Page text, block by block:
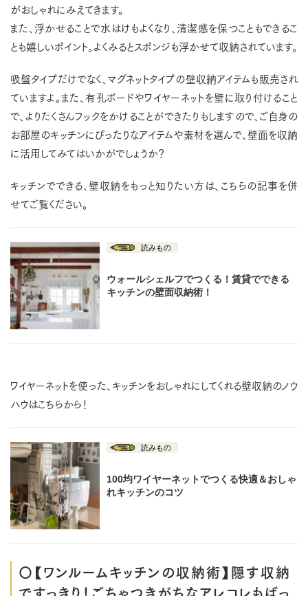
がおしゃれにみえてきます。
また、浮かせることで水はけもよくなり、清潔感を保つこともできるこ
とも嬉しいポイント。よくみるとスポンジも浮かせて収納されています。
吸盤タイプだけでなく、マグネットタイプの壁収納アイテムも販売され
ていますよ。また、有孔ボードやワイヤーネットを壁に取り付けること
で、よりたくさんフックをかけることができたりもしますので、ご自身の
お部屋のキッチンにぴったりなアイテムや素材を選んで、壁面を収納
に活用してみてはいかがでしょうか？
キッチンでできる、壁収納をもっと知りたい方は、こちらの記事を併
せてご覧ください。
ワイヤーネットを使った、キッチンをおしゃれにしてくれる壁収納のノウ
ハウはこちらから！
〇【ワンルームキッチンの収納術】隠す収納